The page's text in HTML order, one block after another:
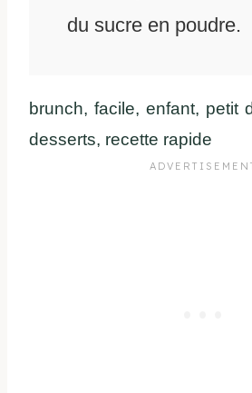
du sucre en poudre.
brunch, facile, enfant, petit
desserts, recette rapide